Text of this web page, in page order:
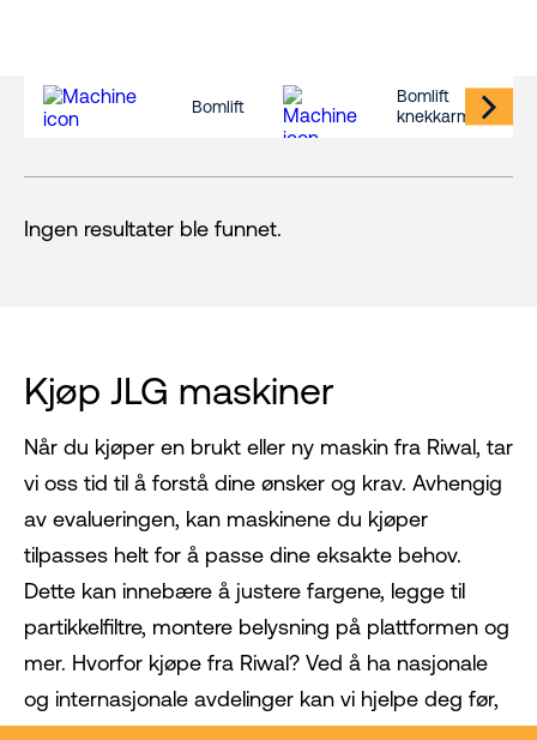
Bomlift
Bomlift
knekkarm
Ingen resultater ble funnet.
Kjøp JLG maskiner
Når du kjøper en brukt eller ny maskin fra Riwal, tar
vi oss tid til å forstå dine ønsker og krav. Avhengig
av evalueringen, kan maskinene du kjøper
tilpasses helt for å passe dine eksakte behov.
Dette kan innebære å justere fargene, legge til
partikkelfiltre, montere belysning på plattformen og
mer. Hvorfor kjøpe fra Riwal? Ved å ha nasjonale
og internasjonale avdelinger kan vi hjelpe deg før,